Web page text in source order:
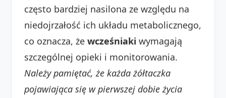
często bardziej nasilona ze względu na
niedojrzałość ich układu metabolicznego,
co oznacza, że wcześniaki wymagają
szczególnej opieki i monitorowania.
Należy pamiętać, że każda żółtaczka
pojawiająca się w pierwszej dobie życia